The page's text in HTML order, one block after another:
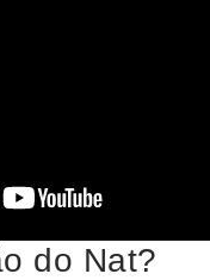
do Nat?